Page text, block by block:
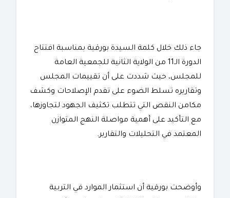
جاء ذلك خلال كلمة السيدة بورقية بمناسبة افتتاح
الدورة الـ11 من الولاية الثانية للجمعية العامة
للمجلس، حيث شددت على أن تقييمات المجلس
وتقاريره تسلط الضوء على تقدم الإصلاحات وكشف
مكامن النقص التي تتطلب تكثيف الجهود لتجاوزها،
مع التأكيد على أهمية مواصلة النهج المتوازن
المعتمد في التحليلات والتقارير.
وأوضحت بورقية أن استثمار الموارد في التربية